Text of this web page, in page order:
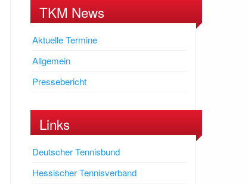
TKM News
Aktuelle Termine
Allgemein
Pressebericht
Links
Deutscher Tennisbund
Hessischer Tennisverband